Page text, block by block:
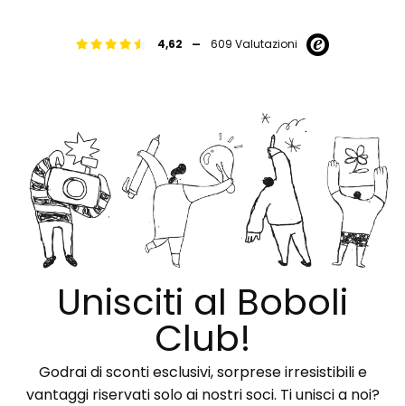
4,62 - 609 Valutazioni
Unisciti al Boboli
Club!
Godrai di sconti esclusivi, sorprese irresistibili e
vantaggi riservati solo ai nostri soci. Ti unisci a noi?